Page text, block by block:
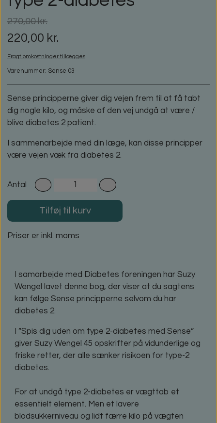
270,00 kr.
220,00 kr.
Fragt omkostninger tillægges
Varenummer: Sense 03
Sense principperne giver dig vejen frem til at få tabt
dig nogle kilo, og måske af den vej undgå at være /
blive diabetes 2 patient.
I sammenarbejde med din læge, kan disse principper
være vejen væk fra diabetes 2.
Antal
Tilføj til kurv
Priser er inkl. moms
I samarbejde med Diabetes foreningen har Suzy
Wengel lavet denne bog, der viser at du sagtens
kan følge Sense principperne selvom du har
diabetes 2.
I ”Spis dig uden om type 2-diabetes med Sense”
giver Suzy Wengel 45 opskrifter på vidunderlige og
friske retter, der alle sænker risikoen for type-2
diabetes.
For at undgå type 2-diabetes er vægttab et
essentielt element. Men et lavere
blodsukkerniveau og lidt færre kilo på vægten